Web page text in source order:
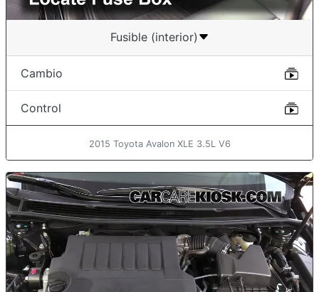
Fusible (interior)
Cambio
Control
2015 Toyota Avalon XLE 3.5L V6